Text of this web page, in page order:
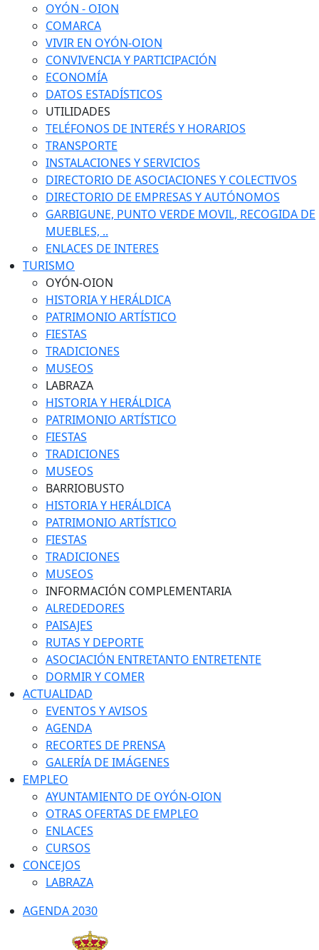
OYÓN - OION
COMARCA
VIVIR EN OYÓN-OION
CONVIVENCIA Y PARTICIPACIÓN
ECONOMÍA
DATOS ESTADÍSTICOS
UTILIDADES
TELÉFONOS DE INTERÉS Y HORARIOS
TRANSPORTE
INSTALACIONES Y SERVICIOS
DIRECTORIO DE ASOCIACIONES Y COLECTIVOS
DIRECTORIO DE EMPRESAS Y AUTÓNOMOS
GARBIGUNE, PUNTO VERDE MOVIL, RECOGIDA DE
MUEBLES, ..
ENLACES DE INTERES
TURISMO
OYÓN-OION
HISTORIA Y HERÁLDICA
PATRIMONIO ARTÍSTICO
FIESTAS
TRADICIONES
MUSEOS
LABRAZA
HISTORIA Y HERÁLDICA
PATRIMONIO ARTÍSTICO
FIESTAS
TRADICIONES
MUSEOS
BARRIOBUSTO
HISTORIA Y HERÁLDICA
PATRIMONIO ARTÍSTICO
FIESTAS
TRADICIONES
MUSEOS
INFORMACIÓN COMPLEMENTARIA
ALREDEDORES
PAISAJES
RUTAS Y DEPORTE
ASOCIACIÓN ENTRETANTO ENTRETENTE
DORMIR Y COMER
ACTUALIDAD
EVENTOS Y AVISOS
AGENDA
RECORTES DE PRENSA
GALERÍA DE IMÁGENES
EMPLEO
AYUNTAMIENTO DE OYÓN-OION
OTRAS OFERTAS DE EMPLEO
ENLACES
CURSOS
CONCEJOS
LABRAZA
AGENDA 2030